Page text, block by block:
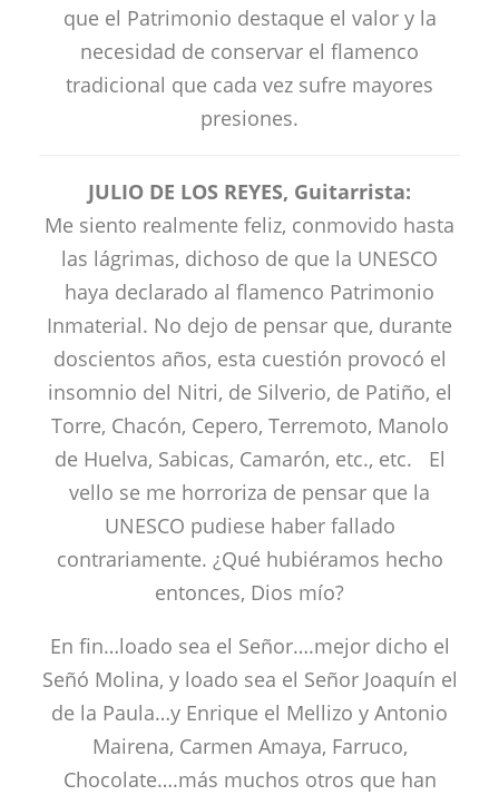
que el Patrimonio destaque el valor y la
necesidad de conservar el flamenco
tradicional que cada vez sufre mayores
presiones.
JULIO DE LOS REYES, Guitarrista:
Me siento realmente feliz, conmovido hasta
las lágrimas, dichoso de que la UNESCO
haya declarado al flamenco Patrimonio
Inmaterial. No dejo de pensar que, durante
doscientos años, esta cuestión provocó el
insomnio del Nitri, de Silverio, de Patiño, el
Torre, Chacón, Cepero, Terremoto, Manolo
de Huelva, Sabicas, Camarón, etc., etc. El
vello se me horroriza de pensar que la
UNESCO pudiese haber fallado
contrariamente. ¿Qué hubiéramos hecho
entonces, Dios mío?
En fin…loado sea el Señor….mejor dicho el
Señó Molina, y loado sea el Señor Joaquín el
de la Paula…y Enrique el Mellizo y Antonio
Mairena, Carmen Amaya, Farruco,
Chocolate….más muchos otros que han